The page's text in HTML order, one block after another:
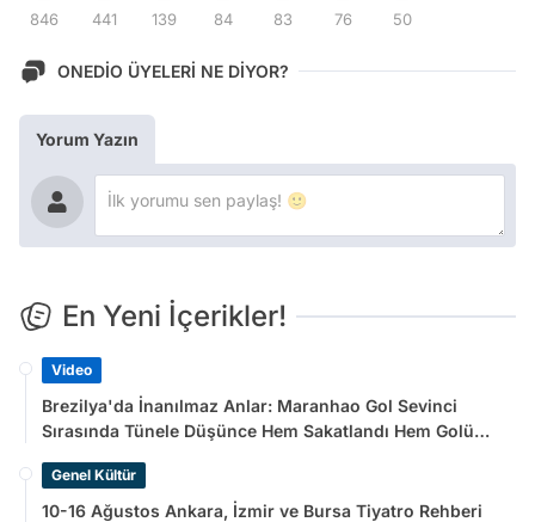
846 441 139 84 83 76 50
ONEDİO ÜYELERİ NE DİYOR?
Yorum Yazın
En Yeni İçerikler!
Video
Brezilya'da İnanılmaz Anlar: Maranhao Gol Sevinci
Sırasında Tünele Düşünce Hem Sakatlandı Hem Golü
Genel Kültür
10-16 Ağustos Ankara, İzmir ve Bursa Tiyatro Rehberi